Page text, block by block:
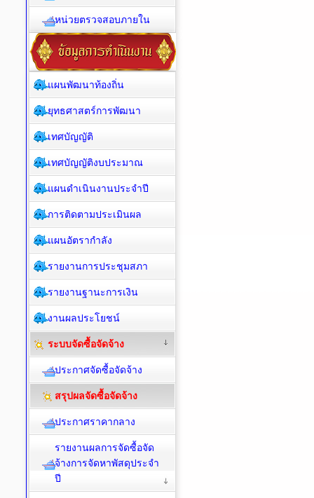
หน่วยตรวจสอบภายใน
แผนพัฒนาท้องถิ่น
ยุทธศาสตร์การพัฒนา
เทศบัญญัติ
เทศบัญญัติงบประมาณ
แผนดำเนินงานประจำปี
การติดตามประเมินผล
แผนอัตรากำลัง
รายงานการประชุมสภา
รายงานฐานะการเงิน
งานผลประโยชน์
ระบบจัดซื้อจัดจ้าง
ประกาศจัดซื้อจัดจ้าง
สรุปผลจัดซื้อจัดจ้าง
ประกาศราคากลาง
รายงานผลการจัดซื้อจัด
จ้างการจัดหาพัสดุประจำ
ปี